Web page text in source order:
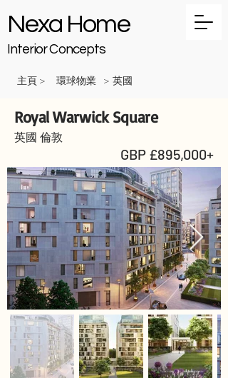
Nexa Home
Interior Concepts
主頁 > 環球物業 > 英國
Royal Warwick Square
英國 倫敦
GBP £895,000+